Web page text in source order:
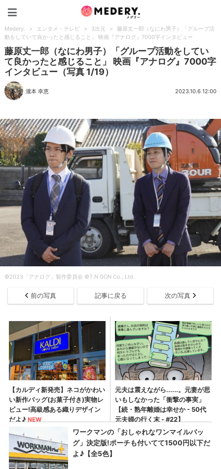
Medery. > エンタメ・テレビ > 3次元 >
藤原丈一郎（なにわ男子）「グループ活
動をしていて良かったと感じること」 映画『アナログ』7000字インタビュー
藤原丈一郎（なにわ男子）「グループ活動をしてい
て良かったと感じること」 映画『アナログ』7000字
インタビュー（写真 1/19）
瀧本 幸恵 2023.10.6 12:00
©︎2023「アナログ」製作委員会 ©︎T.N GON Co., Ltd.
前の写真 記事に戻る 次の写真